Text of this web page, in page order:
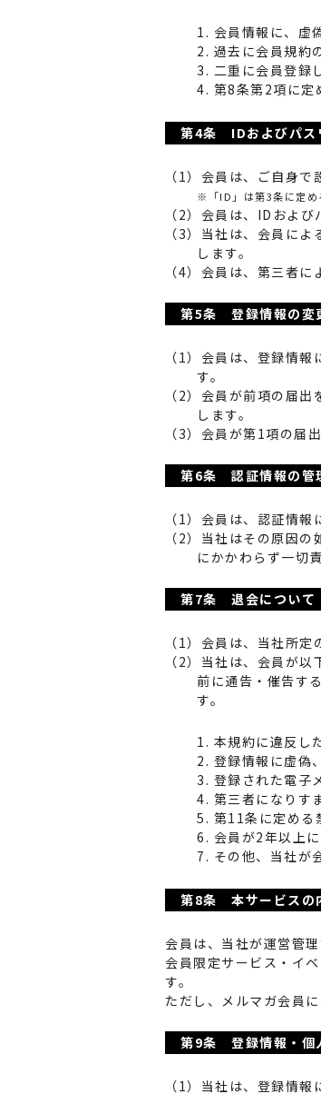
1. 会員情報に、虚
2. 過去に会員規約
3. 二重に会員登録
4. 第8条第2項に定
第4条 IDおよびパス
（1）会員は、ご自身
※「ID」は第3条に定め
（2）会員は、IDおよ
（3）当社は、会員に
します。
（4）会員は、第三者
第5条 登録情報の変
（1）会員は、登録情
す。
（2）会員が前項の届
します。
（3）会員が第1項の届
第6条 認証情報の管
（1）会員は、認証情
（2）当社はその原因
にかかわらず一切
第7条 退会について
（1）会員は、当社所
（2）当社は、会員が
前に通告・催告す
す。
1. 本規約に違反し
2. 登録情報に虚偽
3. 登録された電子
4. 第三者になりす
5. 第11条に定める
6. 会員が2年以上
7. その他、当社が
第8条 本サービスの
会員は、当社が運営管
会員限定サービス・イ
す。
ただし、メルマガ会員
第9条 登録情報・個
（1）当社は、登録情報